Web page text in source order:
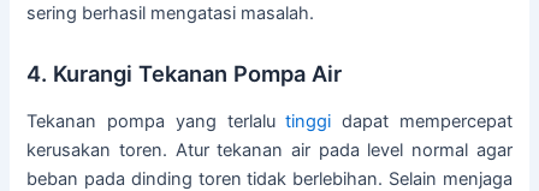
sering berhasil mengatasi masalah.
4. Kurangi Tekanan Pompa Air
Tekanan pompa yang terlalutinggi dapat mempercepat
kerusakan toren. Atur tekanan air pada level normal agar
beban pada dinding toren tidak berlebihan. Selain menjaga